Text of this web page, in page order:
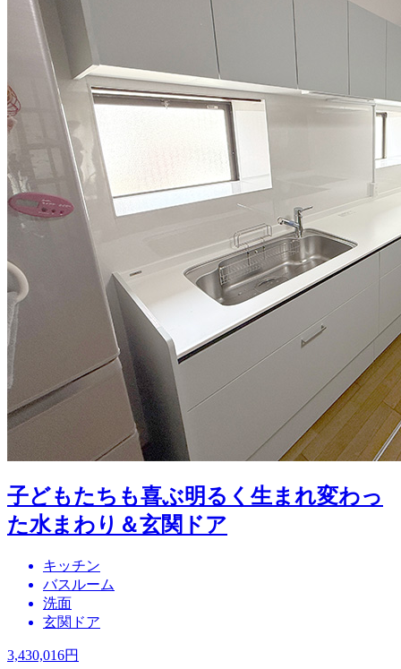
子どもたちも喜ぶ明るく生まれ変わっ
た水まわり＆玄関ドア
キッチン
バスルーム
洗面
玄関ドア
3,430,016円